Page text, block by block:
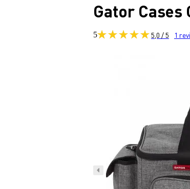
Gator
5 5,0 / 5 1